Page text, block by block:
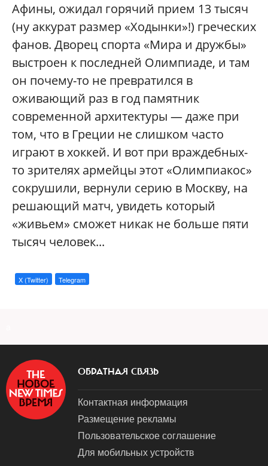
Афины, ожидал горячий прием 13 тысяч
(ну аккурат размер «Ходынки»!) греческих
фанов. Дворец спорта «Мира и дружбы»
выстроен к последней Олимпиаде, и там
он почему-то не превратился в
оживающий раз в год памятник
современной архитектуры — даже при
том, что в Греции не слишком часто
играют в хоккей. И вот при враждебных-
то зрителях армейцы этот «Олимпиакос»
сокрушили, вернули серию в Москву, на
решающий матч, увидеть который
«живьем» сможет никак не больше пяти
тысяч человек...
X (Twitter) Telegram
ОБРАТНАЯ СВЯЗЬ
Контактная информация
Размещение рекламы
Пользовательское соглашение
Для мобильных устройств